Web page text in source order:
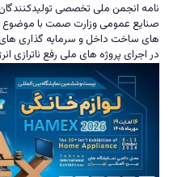
نامه انجمن ملی تخصصی
صنایع عمومی وزارت صمت با موضوع
های ساخت داخل و سرمایه گذاری
در اجرای پروژه های ملی رفع ناترازی